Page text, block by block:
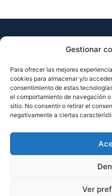
Gestionar
Para ofrecer las mejores
cookies para almacenar y/o
consentimiento de estas
el comportamiento de navegación
sitio. No consentir o retirar el
negativamente a ciertas
Ver